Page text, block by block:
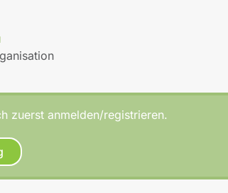
zuerst anmelden/registrieren.